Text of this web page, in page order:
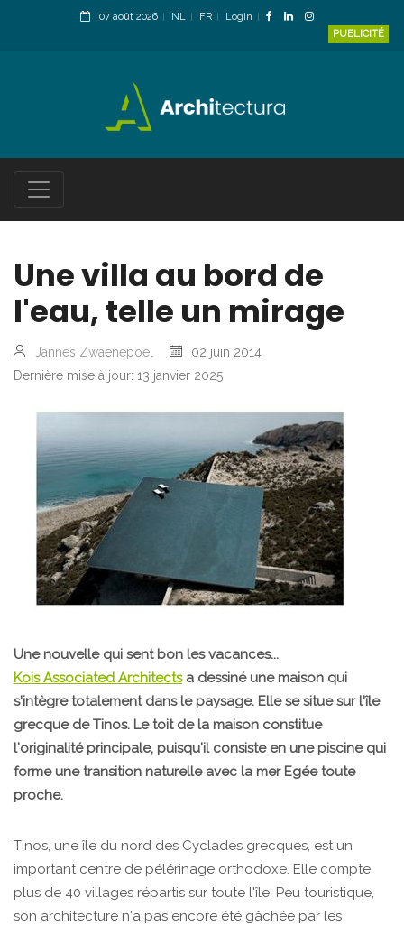
07 août 2026 NL FR
Login
PUBLICITÉ
Une villa au bord de
l'eau, telle un mirage
Jannes Zwaenepoel
02 juin 2014
Dernière mise à jour: 13 janvier 2025
Une nouvelle qui sent bon les vacances...
Kois Associated Architectsa dessiné une maison qui
s'intègre totalement dans le paysage. Elle se situe sur l'île
grecque de Tinos. Le toit de la maison constitue
l'originalité principale, puisqu'il consiste en une piscine qui
forme une transition naturelle avec la mer Egée toute
proche.
Tinos, une île du nord des Cyclades grecques, est un
important centre de pélérinage orthodoxe. Elle compte
plus de 40 villages répartis sur toute l'île. Peu touristique,
son architecture n'a pas encore été gâchée par les